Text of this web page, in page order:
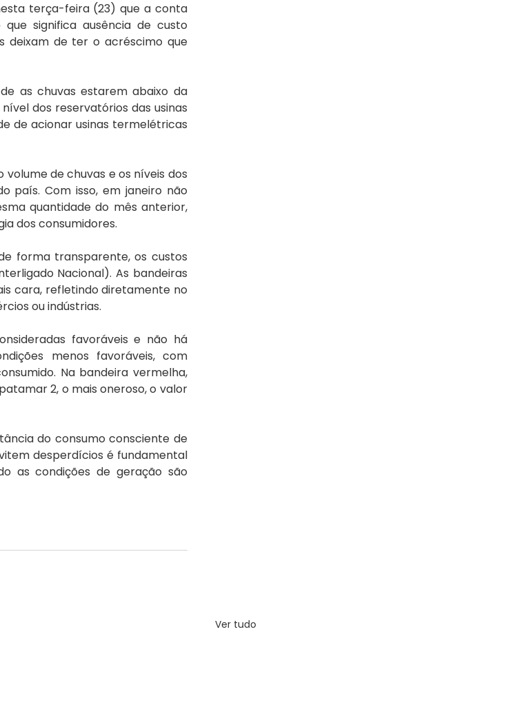
terça-feira (23) que a conta
significa ausência de custo
deixam de ter o acréscimo que
as chuvas estarem abaixo da
dos reservatórios das usinas
de acionar usinas termelétricas
de chuvas e os níveis dos
país. Com isso, em janeiro não
quantidade do mês anterior,
dos consumidores.
forma transparente, os custos
Nacional). As bandeiras
cara, refletindo diretamente no
ou indústrias.
favoráveis e não há
menos favoráveis, com
Na bandeira vermelha,
2, o mais oneroso, o valor
do consumo consciente de
desperdícios é fundamental
as condições de geração são
Ver tudo